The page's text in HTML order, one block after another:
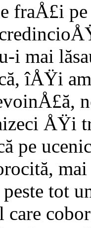
fraÅ£i
i mai
îÅŸi
ÅŸi
pe
tot